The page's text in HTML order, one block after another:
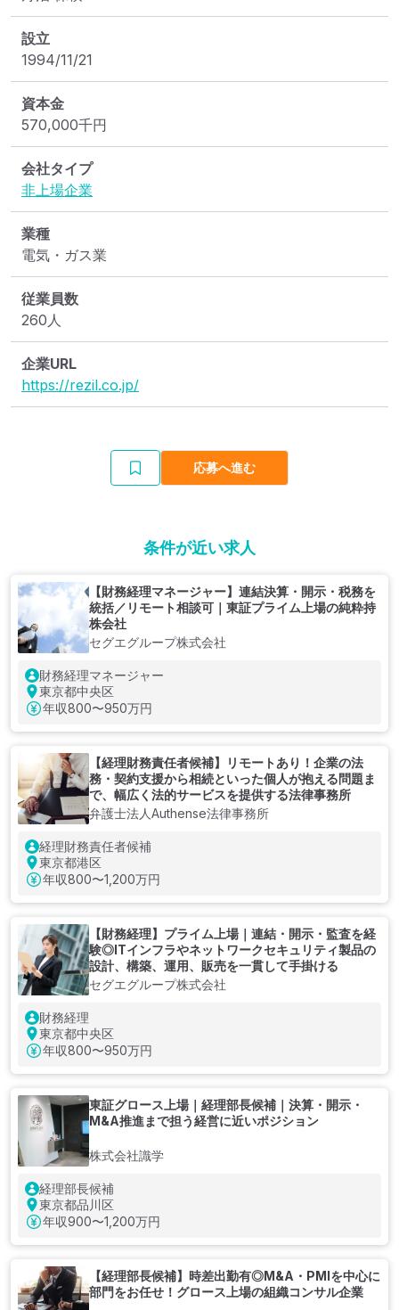
設立
1994/11/21
資本金
570,000千円
会社タイプ
非上場企業
業種
電気・ガス業
従業員数
260人
企業URL
https://rezil.co.jp/
応募へ進む
条件が近い求人
【財務経理マネージャー】連結決算・開示・税務を
統括／リモート相談可｜東証プライム上場の純粋持
株会社
セグエグループ株式会社
財務経理マネージャー
東京都中央区
年収800〜950万円
【経理財務責任者候補】リモートあり！企業の法
務・契約支援から相続といった個人が抱える問題ま
で、幅広く法的サービスを提供する法律事務所
弁護士法人Authense法律事務所
経理財務責任者候補
東京都港区
年収800〜1,200万円
【財務経理】プライム上場｜連結・開示・監査を経
験◎ITインフラやネットワークセキュリティ製品の
設計、構築、運用、販売を一貫して手掛ける
セグエグループ株式会社
財務経理
東京都中央区
年収800〜950万円
東証グロース上場｜経理部長候補｜決算・開示・
M&A推進まで担う経営に近いポジション
株式会社識学
経理部長候補
東京都品川区
年収900〜1,200万円
【経理部長候補】時差出勤有◎M&A・PMIを中心に
部門をお任せ！グロース上場の組織コンサル企業